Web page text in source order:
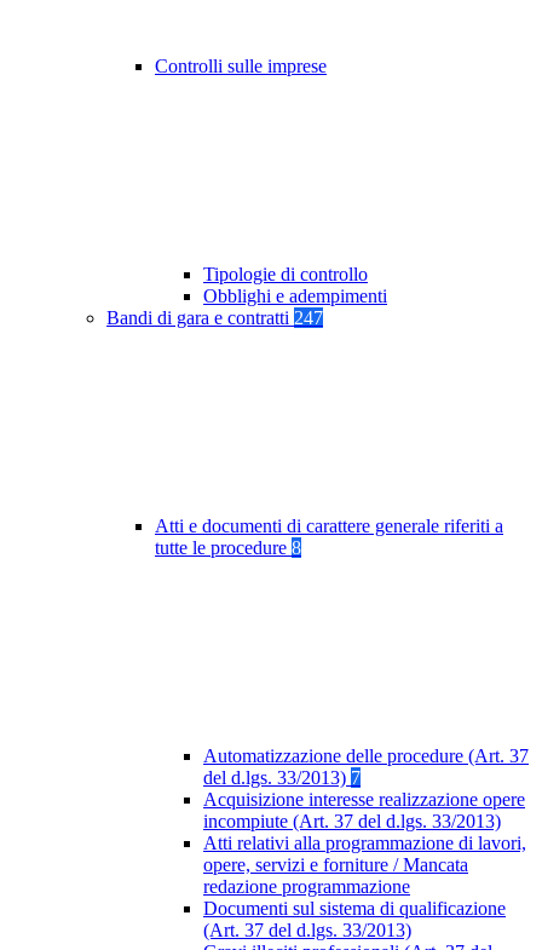
Controlli sulle imprese
Tipologie di controllo
Obblighi e adempimenti
Bandi di gara e contratti 247
Atti e documenti di carattere generale riferiti a
tutte le procedure 8
Automatizzazione delle procedure (Art. 37
del d.lgs. 33/2013) 7
Acquisizione interesse realizzazione opere
incompiute (Art. 37 del d.lgs. 33/2013)
Atti relativi alla programmazione di lavori,
opere, servizi e forniture / Mancata
redazione programmazione
Documenti sul sistema di qualificazione
(Art. 37 del d.lgs. 33/2013)